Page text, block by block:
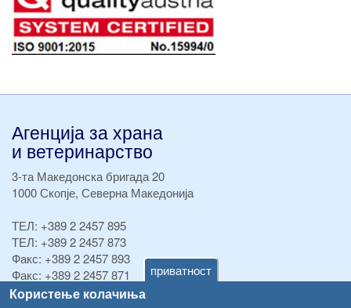
приватност
Користење колачиња
Агенција за храна
и ветеринарство
3-та Македонска бригада 20
1000 Скопје, Северна Македонија
ТЕЛ: +389 2 2457 895
ТЕЛ: +389 2 2457 873
Факс: +389 2 2457 893
Факс: +389 2 2457 871
info@fva.gov.mk